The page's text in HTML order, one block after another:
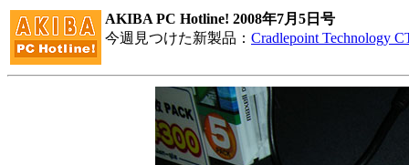
AKIBA PC Hotline! 2008年7月5日号
今週見つけた新製品： Cradlepoint Technology